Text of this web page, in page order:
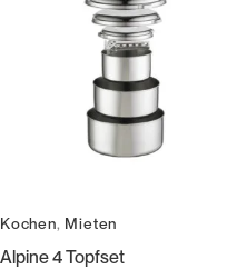
Kochen, Mieten
Alpine 4 Topfset